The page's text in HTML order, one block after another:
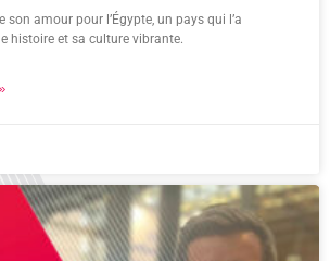
son amour pour l’Égypte, un pays qui l’a
histoire et sa culture vibrante.